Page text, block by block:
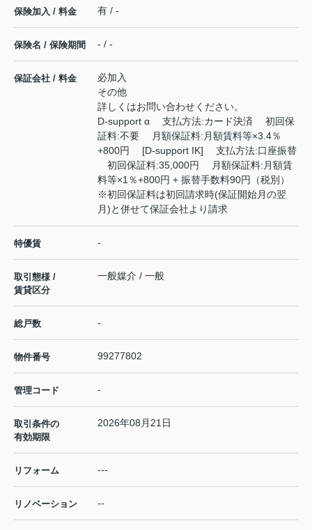
保険加入 / 料金 有 / -
保険名 / 保険期間 - / -
保証会社 / 料金
必加入
その他
詳しくはお問い合わせください。
D-support α 支払方法:カード決済 初回保
証料:不要 月額保証料:月額賃料等×3.4％
+800円 [D-support IK] 支払方法:口座振替
初回保証料:35,000円 月額保証料:月額賃
料等×1％+800円 + 振替手数料90円（税別）
※初回保証料は初回請求時(保証開始月の翌
月)と併せて保証会社より請求
特優賃 -
取引態様 /
賃貸区分
一般媒介 / 一般
総戸数 -
物件番号 99277802
管理コード -
取引条件の
有効期限
2026年08月21日
リフォーム ---
リノベーション --